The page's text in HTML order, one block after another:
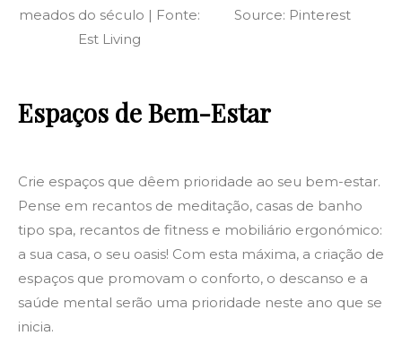
meados do século | Fonte:
Est Living
Source: Pinterest
Espaços de Bem-Estar
Crie espaços que dêem prioridade ao seu bem-estar.
Pense em recantos de meditação, casas de banho
tipo spa, recantos de fitness e mobiliário ergonómico:
a sua casa, o seu oasis! Com esta máxima, a criação de
espaços que promovam o conforto, o descanso e a
saúde mental serão uma prioridade neste ano que se
inicia.